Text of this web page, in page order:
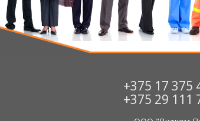
+375 17 375
+375 29 111